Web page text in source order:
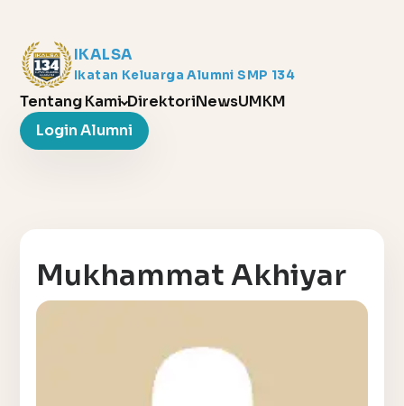
IKALSA
Ikatan Keluarga Alumni SMP 134
Tentang Kami DirektoriNewsUMKM
Login Alumni
Mukhammat Akhiyar